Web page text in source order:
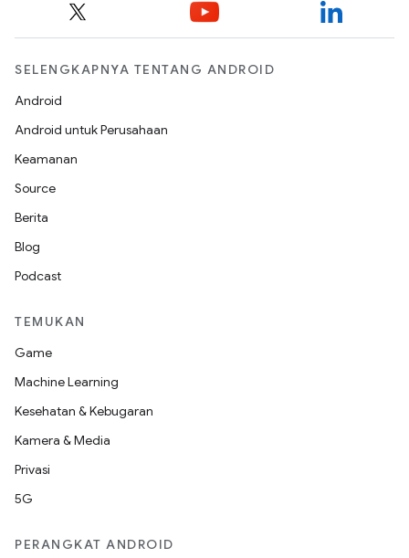
SELENGKAPNYA TENTANG ANDROID
Android
Android untuk Perusahaan
Keamanan
Source
Berita
Blog
Podcast
TEMUKAN
Game
Machine Learning
Kesehatan & Kebugaran
Kamera & Media
Privasi
5G
PERANGKAT ANDROID